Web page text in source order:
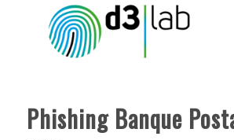
Phishing Banque